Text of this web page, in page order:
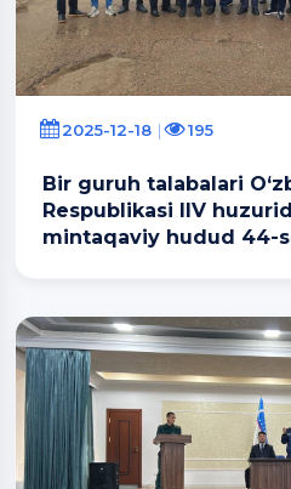
2025-12-18 195
Bir guruh talabalari
Respublikasi IIV
mintaqaviy hudud 44-